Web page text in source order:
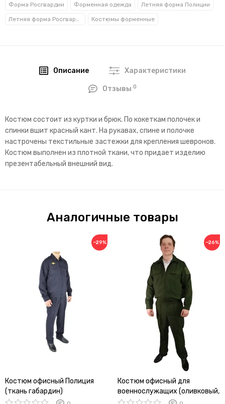
Форма Росгвардии Форменная одежда Летняя форма Полиции
Летняя форма Росгвардии Костюмы форменные
Описание Характеристики
Отзывы0
Костюм состоит из куртки и брюк. По кокеткам полочек и
спинки вшит красный кант. На рукавах, спине и полочке
настрочены текстильные застежки для крепления шевронов.
Костюм выполнен из плотной ткани, что придает изделию
презентабельный внешний вид.
Аналогичные товары
−29%
Костюм офисный Полиция
(ткань габардин)
−26%
Костюм офисный для
военнослужащих (оливковый,
габардин)